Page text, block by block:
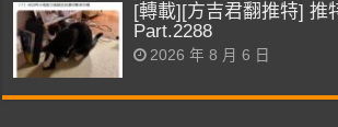
[轉載][方吉君翻推特] 推
Part.2288
2026 年 8 月 6 日